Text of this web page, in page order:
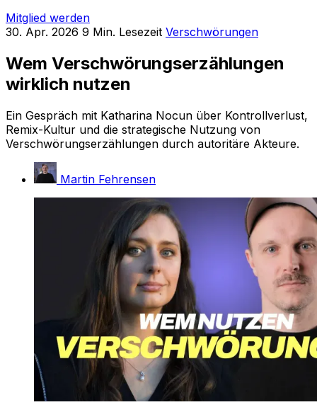
Mitglied werden
30. Apr. 2026 9 Min. Lesezeit Verschwörungen
Wem Verschwörungserzählungen
wirklich nutzen
Ein Gespräch mit Katharina Nocun über Kontrollverlust,
Remix-Kultur und die strategische Nutzung von
Verschwörungserzählungen durch autoritäre Akteure.
Martin Fehrensen